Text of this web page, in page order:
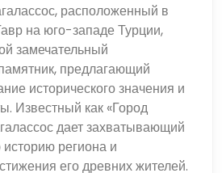
расположенный в
на юго-западе Турции,
замечательный
предлагающий
исторического значения и
Известный как «Город
дает захватывающий
историю региона и
его древних жителей.